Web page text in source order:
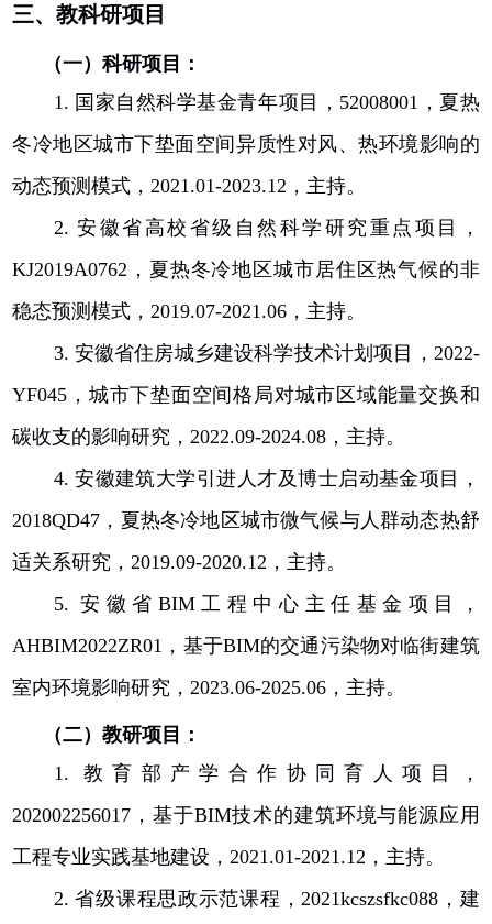
三、教科研项目
（一）科研项目：
1. 国家自然科学基金青年项目， 52008001 ，夏热
冬冷地区城市下垫面空间异质性对风、热环境影响的
动态预测模式， 2021.01-2023.12 ，主持。
2.安徽省高校省级自然科学研究重点项目，
KJ2019A0762 ，夏热冬冷地区城市居住区热气候的非
稳态预测模式， 2019.07-2021.06 ，主持。
3. 安徽省住房城乡建设科学技术计划项目， 2022-
YF045 ，城市下垫面空间格局对城市区域能量交换和
碳收支的影响研究， 2022.09-2024.08 ，主持。
4.安徽建筑大学引进人才及博士启动基金项目，
2018QD47 ，夏热冬冷地区城市微气候与人群动态热舒
适关系研究， 2019.09-2020.12 ，主持。
5.安徽省 BIM工程中心主任基金项目，
AHBIM2022ZR01 ，基于BIM的交通污染物对临街建筑
室内环境影响研究， 2023.06-2025.06 ，主持。
（二）教研项目：
1. 教育部产学合作协同育人项目，
202002256017 ，基于BIM技术的建筑环境与能源应用
工程专业实践基地建设，2021.01-2021.12 ，主持。
2.省级课程思政示范课程，2021kcszsfkc088 ，建